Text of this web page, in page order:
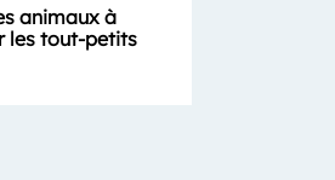
animaux à
les tout-petits